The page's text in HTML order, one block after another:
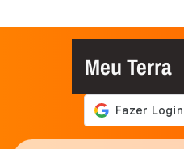
Meu Terra